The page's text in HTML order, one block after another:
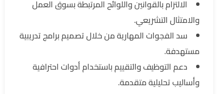
الالتزام بالقوانين واللوائح المرتبطة بسوق العمل
والامتثال التشريعي.
سد الفجوات المهارية من خلال تصميم برامج تدريبية
مستهدفة.
دعم التوظيف والتقييم باستخدام أدوات احترافية
وأساليب تحليلية متقدمة.